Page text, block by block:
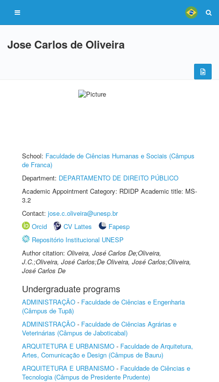
Jose Carlos de Oliveira
School: Faculdade de Ciências Humanas e Sociais (Câmpus
de Franca)
Department: DEPARTAMENTO DE DIREITO PÚBLICO
Academic Appointment Category: RDIDP Academic title: MS-
3.2
Contact: jose.c.oliveira@unesp.br
Orcid
CV Lattes
Fapesp
Repositório Institucional UNESP
Author citation: Oliveira, José Carlos De;Oliveira,
J.C.;Oliveira, José Carlos;De Oliveira, José Carlos;Oliveira,
José Carlos De
Undergraduate programs
ADMINISTRAÇÃO - Faculdade de Ciências e Engenharia
(Câmpus de Tupã)
ADMINISTRAÇÃO - Faculdade de Ciências Agrárias e
Veterinárias (Câmpus de Jaboticabal)
ARQUITETURA E URBANISMO - Faculdade de Arquitetura,
Artes, Comunicação e Design (Câmpus de Bauru)
ARQUITETURA E URBANISMO - Faculdade de Ciências e
Tecnologia (Câmpus de Presidente Prudente)